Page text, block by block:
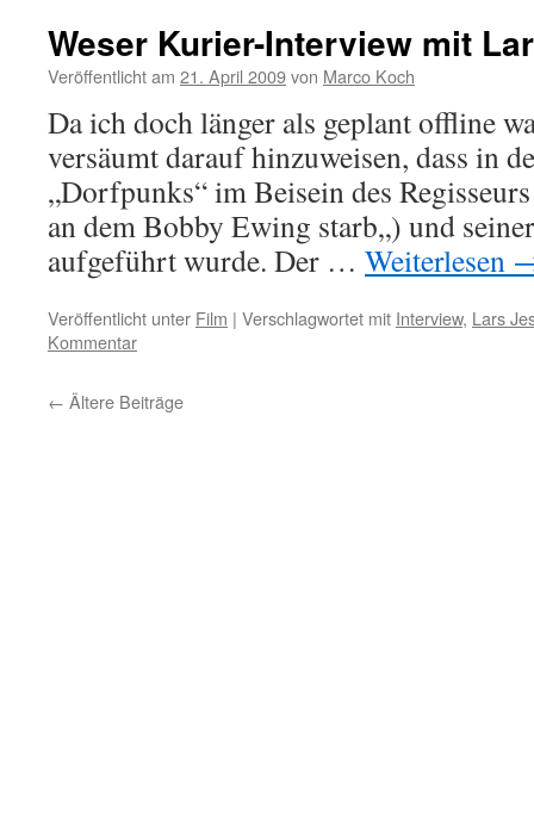
Weser Kurier-Interview mit
Veröffentlicht am 21. April 2009von Marco Koch
Da ich doch länger als geplant offline
versäumt darauf hinzuweisen, dass in
„Dorfpunks“ im Beisein des
an dem Bobby Ewing starb„) und
aufgeführt wurde. Der … Weiterlesen
Veröffentlicht unter Film | Verschlagwortet mit Interview, Lars
Kommentar
← Ältere Beiträge